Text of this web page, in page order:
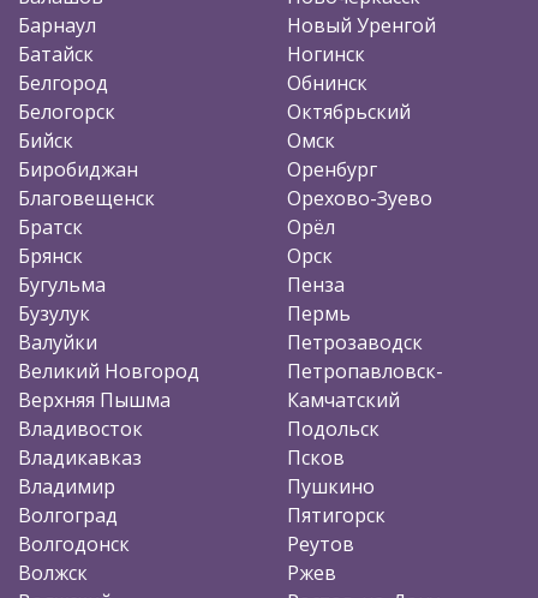
Барнаул
Батайск
Белгород
Белогорск
Бийск
Биробиджан
Благовещенск
Братск
Брянск
Бугульма
Бузулук
Валуйки
Великий Новгород
Верхняя Пышма
Владивосток
Владикавказ
Владимир
Волгоград
Волгодонск
Волжск
Новый Уренгой
Ногинск
Обнинск
Октябрьский
Омск
Оренбург
Орехово-Зуево
Орёл
Орск
Пенза
Пермь
Петрозаводск
Петропавловск-
Камчатский
Подольск
Псков
Пушкино
Пятигорск
Реутов
Ржев